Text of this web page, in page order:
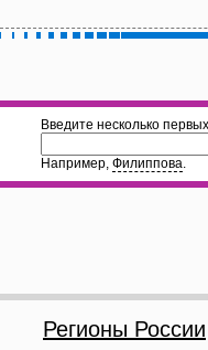
Введите несколько
Например, Филиппова.
Регионы России